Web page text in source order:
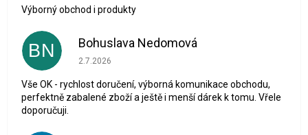
Výborný obchod i produkty
BN Bohuslava Nedomová
Hodnocení obchodu je 5 z 5 hvězdiček.
2.7.2026
Vše OK - rychlost doručení, výborná komunikace obchodu,
perfektně zabalené zboží a ještě i menší dárek k tomu. Vřele
doporučuji.